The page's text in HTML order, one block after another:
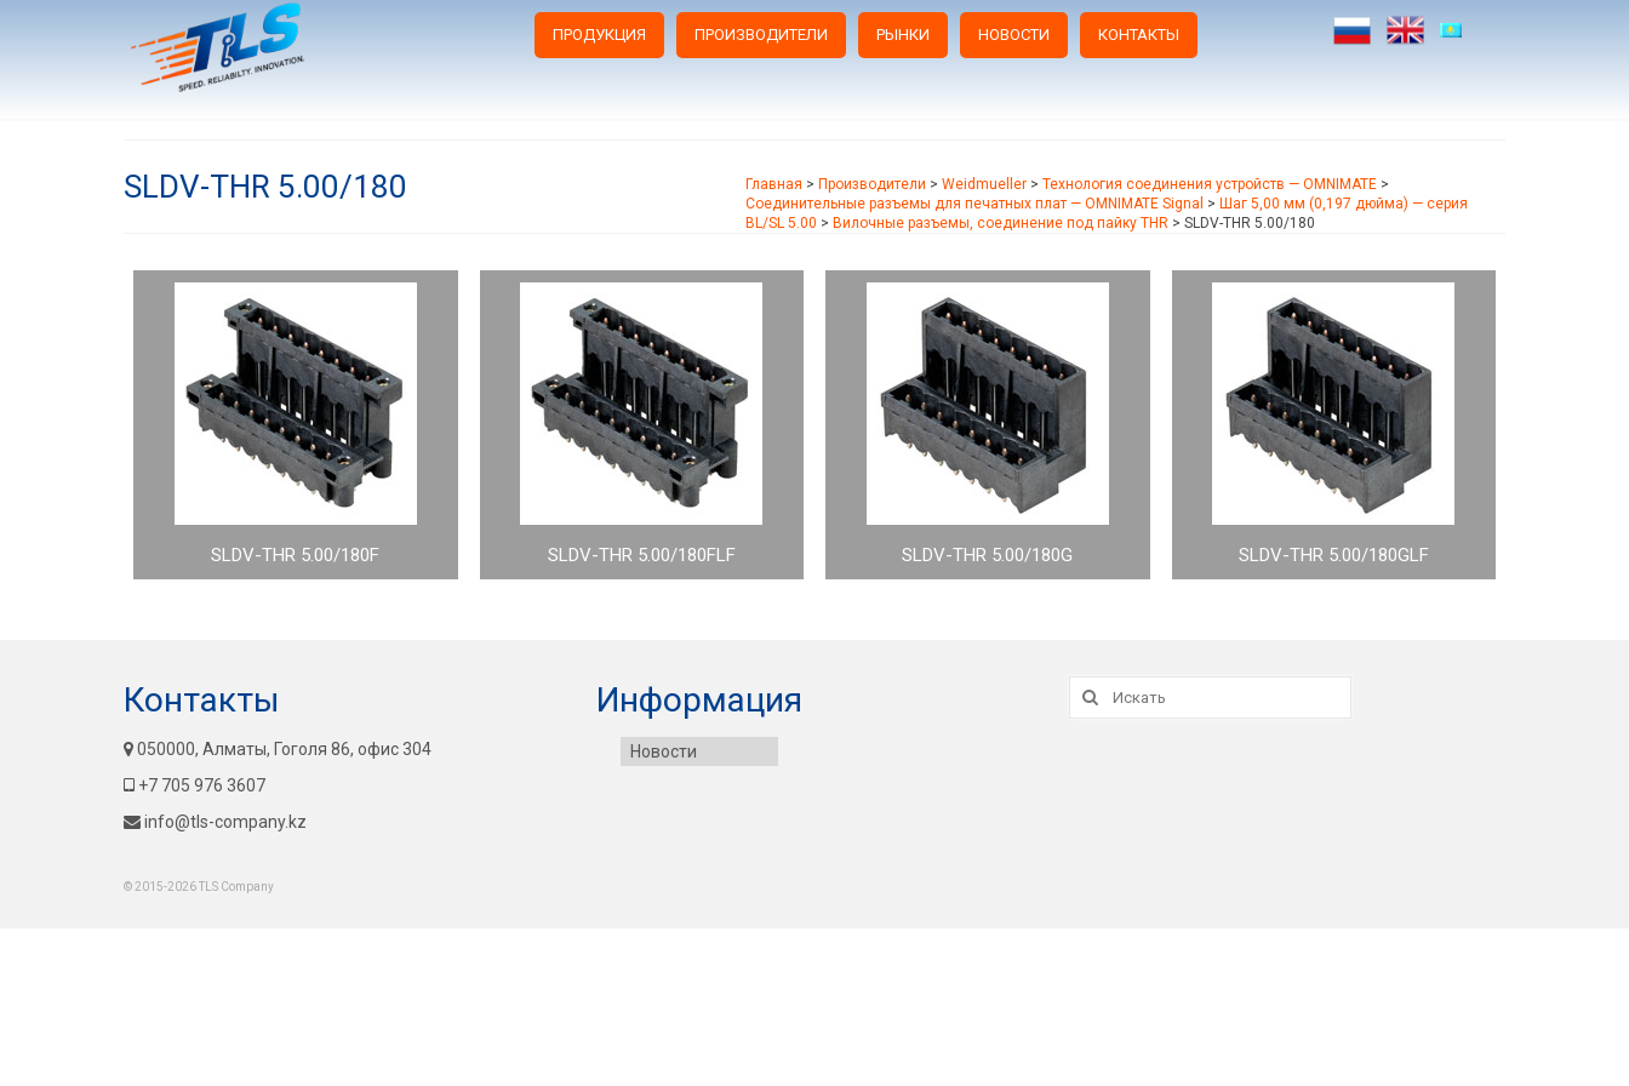
ПРОДУКЦИЯ ПРОИЗВОДИТЕЛИ РЫНКИ НОВОСТИ КОНТАКТЫ
SLDV-THR 5.00/180 Главная > Производители > Weidmueller > Технология соединения устройств — OMNIMATE >
Соединительные разъемы для печатных плат — OMNIMATE Signal > Шаг 5,00 мм (0,197 дюйма) — серия
BL/SL 5.00 > Вилочные разъемы, соединение под пайку THR > SLDV-THR 5.00/180
SLDV-THR 5.00/180F SLDV-THR 5.00/180FLF SLDV-THR 5.00/180G SLDV-THR 5.00/180GLF
Контакты
050000, Алматы, Гоголя 86, офис 304
+7 705 976 3607
info@tls-company.kz
Информация
Новости
Искать:
© 2015-2026 TLS Company